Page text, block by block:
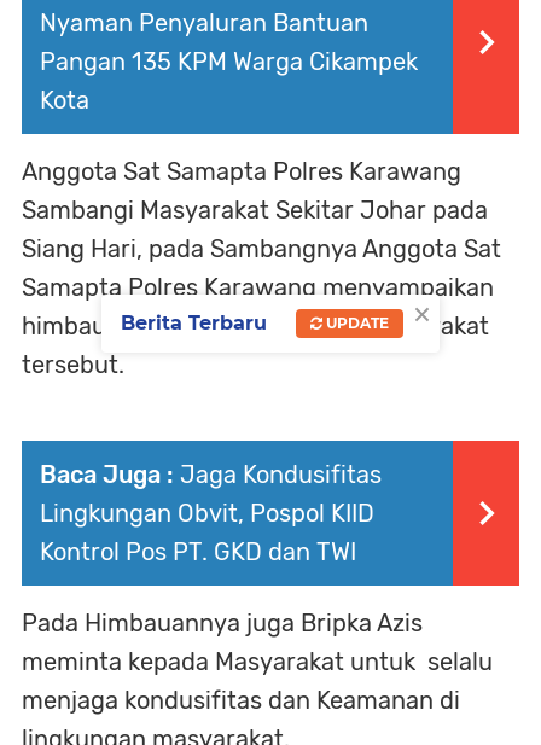
Nyaman Penyaluran Bantuan
Pangan 135 KPM Warga Cikampek
Kota
Anggota Sat Samapta Polres Karawang
Sambangi Masyarakat Sekitar Johar pada
Siang Hari, pada Sambangnya Anggota Sat
Samapta Polres Karawang menyampaikan
himbauan Kamtibmas kepada Masyarakat
tersebut.
Baca Juga : Jaga Kondusifitas
Lingkungan Obvit, Pospol KIID
Kontrol Pos PT. GKD dan TWI
Pada Himbauannya juga Bripka Azis
meminta kepada Masyarakat untuk selalu
menjaga kondusifitas dan Keamanan di
lingkungan masyarakat.
×
Berita Terbaru UPDATE